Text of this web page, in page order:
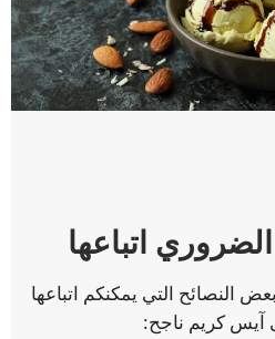
اتباعها
النصائح التي يمكنكم اتباعها
كريم ناجح: